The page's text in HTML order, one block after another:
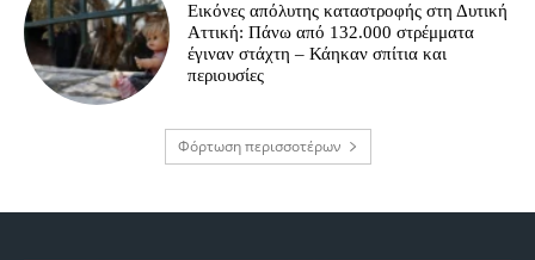
Εικόνες απόλυτης καταστροφής στη Δυτική
Αττική: Πάνω από 132.000 στρέμματα
έγιναν στάχτη – Κάηκαν σπίτια και
περιουσίες
Φόρτωση περισσοτέρων